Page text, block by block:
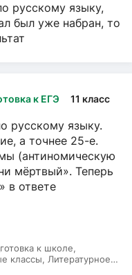
русскому языку,
был уже набран, то
к ЕГЭ 11 класс
русскому языку.
а точнее 25-е.
(антиномическую
мёртвый». Теперь
в ответе
к школе,
классы, Литературное